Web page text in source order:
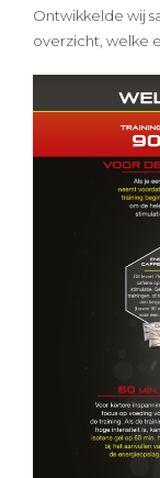
Ontwikkelde wij
overzicht, welke